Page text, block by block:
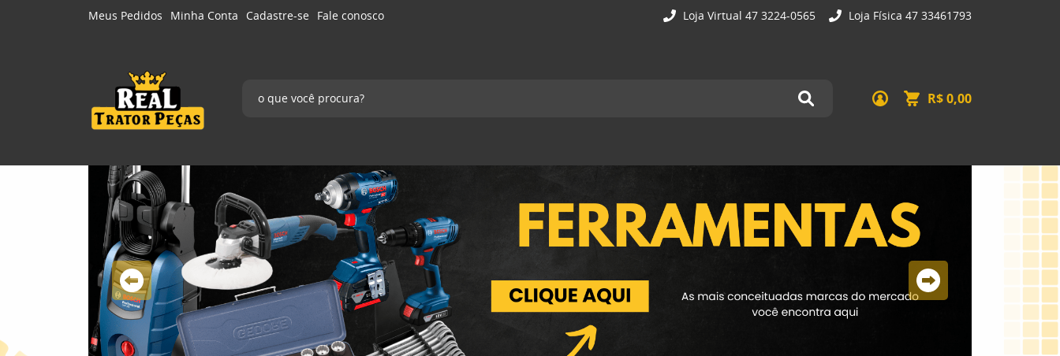
Meus Pedidos Minha Conta Cadastre-se Fale conosco Loja Virtual 47 3224-0565 Loja Física 47 33461793
R$ 0,00